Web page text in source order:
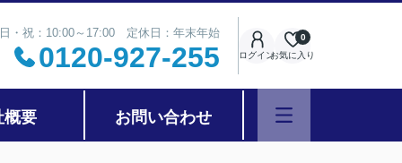
・祝：10:00～17:00 定休日：年末年始
0120-927-255 ログインお気に入り
0
概要 お問い合わせ